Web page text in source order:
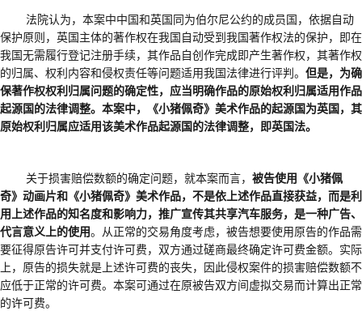
法院认为，本案中中国和英国同为伯尔尼公约的成员国，依据自动
保护原则，英国主体的著作权在我国自动受到我国著作权法的保护，即在
我国无需履行登记注册手续，其作品自创作完成即产生著作权，其著作权
的归属、权利内容和侵权责任等问题适用我国法律进行评判。 但是，为确
保著作权权利归属问题的确定性，应当明确作品的原始权利归属适用作品
起源国的法律调整。本案中，《小猪佩奇》美术作品的起源国为英国，其
原始权利归属应适用该美术作品起源国的法律调整，即英国法。
关于损害赔偿数额的确定问题，就本案而言， 被告使用《小猪佩
奇》动画片和《小猪佩奇》美术作品，不是依上述作品直接获益，而是利
用上述作品的知名度和影响力，推广宣传其共享汽车服务，是一种广告、
代言意义上的使用。从正常的交易角度考虑，被告想要使用原告的作品需
要征得原告许可并支付许可费，双方通过磋商最终确定许可费金额。实际
上，原告的损失就是上述许可费的丧失，因此侵权案件的损害赔偿数额不
应低于正常的许可费。本案可通过在原被告双方间虚拟交易而计算出正常
的许可费。